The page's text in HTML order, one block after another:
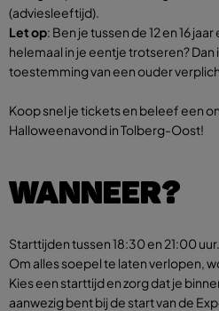
(adviesleeftijd).
Let op: Ben je tussen de 12 en 16
helemaal in je eentje trotseren?
toestemming van een ouder
Koop snel je tickets en beleef een
Halloweenavond in Tolberg-Oost!
WANNEER?
Starttijden tussen 18:30 en 21:00 uur.
Om alles soepel te laten verlopen,
Kies een starttijd en zorg dat je
aanwezig bent bij de start van de